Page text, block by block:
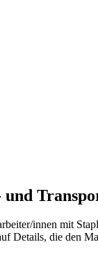
und
innen mit
Details, die den